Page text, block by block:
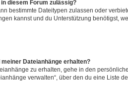
diesem Forum zulässig?
bestimmte Dateitypen zulassen oder
kannst und du Unterstützung benötigst,
Dateianhänge erhalten?
zu erhalten, gehe in den
verwalten“, über den du eine Liste